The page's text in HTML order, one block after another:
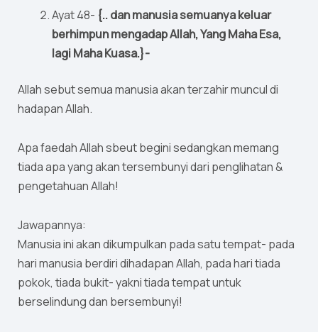
Ayat 48- {.. dan manusia semuanya keluar
berhimpun mengadap Allah, Yang Maha Esa,
lagi Maha Kuasa.}-
Allah sebut semua manusia akan terzahir muncul di
hadapan Allah.
Apa faedah Allah sbeut begini sedangkan memang
tiada apa yang akan tersembunyi dari penglihatan &
pengetahuan Allah!
Jawapannya:
Manusia ini akan dikumpulkan pada satu tempat- pada
hari manusia berdiri dihadapan Allah, pada hari tiada
pokok, tiada bukit- yakni tiada tempat untuk
berselindung dan bersembunyi!